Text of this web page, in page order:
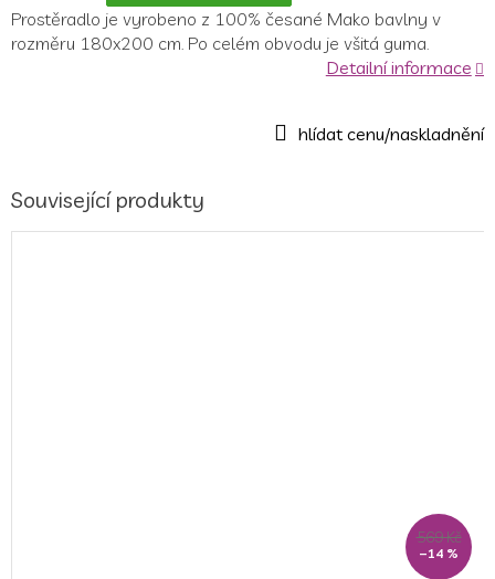
Prostěradlo je vyrobeno z 100% česané Mako bavlny v
rozměru 180x200 cm. Po celém obvodu je všitá guma.
Detailní informace
Související produkty
569 Kč
–14 %